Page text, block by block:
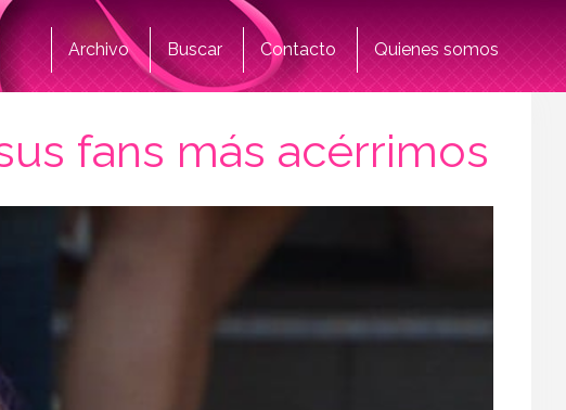
Archivo Buscar Contacto Quienes somos
fans más acérrimos